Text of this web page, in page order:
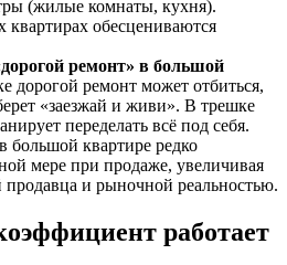
(жилые комнаты, кухня).
обесцениваются
ремонт» в большой
дорогой ремонт может отбиться,
«заезжай и живи». В трешке
переделать всё под себя.
большой квартире редко
мере при продаже, увеличивая
и рыночной реальностью.
работает